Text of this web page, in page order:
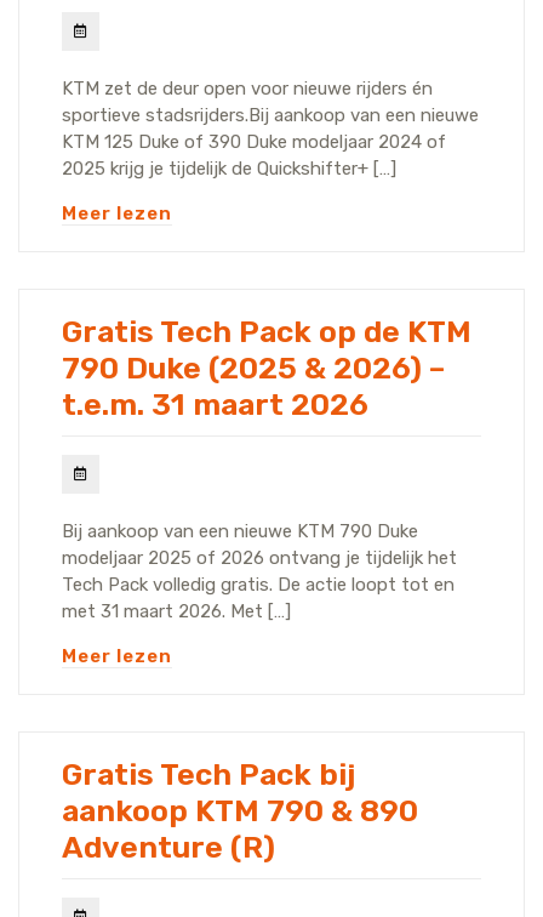
KTM zet de deur open voor nieuwe rijders én
sportieve stadsrijders.Bij aankoop van een nieuwe
KTM 125 Duke of 390 Duke modeljaar 2024 of
2025 krijg je tijdelijk de Quickshifter+ […]
Meer lezen
Gratis Tech Pack op de KTM
790 Duke (2025 & 2026) –
t.e.m. 31 maart 2026
Bij aankoop van een nieuwe KTM 790 Duke
modeljaar 2025 of 2026 ontvang je tijdelijk het
Tech Pack volledig gratis. De actie loopt tot en
met 31 maart 2026. Met […]
Meer lezen
Gratis Tech Pack bij
aankoop KTM 790 & 890
Adventure (R)